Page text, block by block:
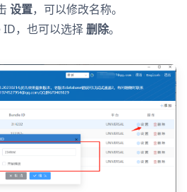
设置，可以修改名称。
，也可以选择删除。